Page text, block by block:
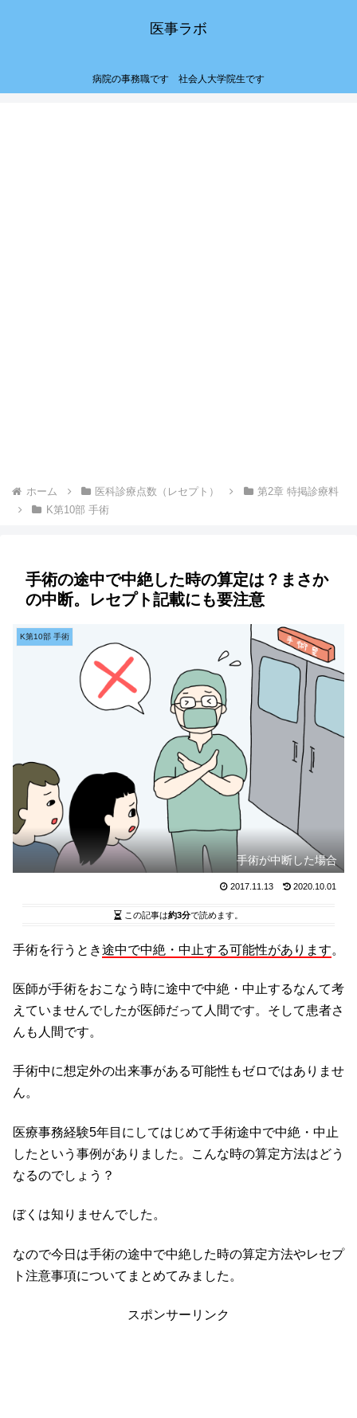
医事ラボ
病院の事務職です 社会人大学院生です
ホーム 医科診療点数（レセプト）
第2章 特掲診療料
K第10部 手術
手術の途中で中絶した時の算定は？まさか
の中断。レセプト記載にも要注意
K第10部 手術
手術が中断した場合
2017.11.13 2020.10.01
この記事は約3分で読めます。
手術を行うとき途中で中絶・中止する可能性があります。
医師が手術をおこなう時に途中で中絶・中止するなんて考
えていませんでしたが医師だって人間です。そして患者さ
んも人間です。
手術中に想定外の出来事がある可能性もゼロではありませ
ん。
医療事務経験5年目にしてはじめて手術途中で中絶・中止
したという事例がありました。こんな時の算定方法はどう
なるのでしょう？
ぼくは知りませんでした。
なので今日は手術の途中で中絶した時の算定方法やレセプ
ト注意事項についてまとめてみました。
スポンサーリンク